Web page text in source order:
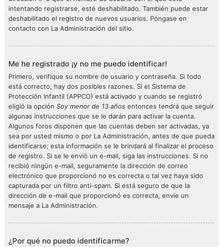
intentando registrarse, esté deshabilitado. También puede estar
deshabilitado el registro de nuevos usuarios. Póngase en
contacto con La Administración del sitio.
Me he registrado ¡y no me puedo identificar!
Primero, verifique su nombre de usuario y contraseña. Si todo
está correcto, hay dos posibles razones. Si el Sistema de
Protección Infantil (APPCO) está activado y cuando se registró
eligió la opción Soy menor de 13 años entonces tendrá que seguir
algunas instrucciones que se le darán para activar la cuenta.
Algunos foros disponen que las cuentas deben ser activadas, ya
sea por usted mismo o por La Administración, antes de que pueda
identificarse; esta información se le brindará al finalizar el proceso
de registro. Si se le envió un e-mail, siga las instrucciones. Si no
recibió ningún e-mail, seguramente la dirección de correo
electrónico que proporcionó no es correcta o tal vez haya sido
capturada por un filtro anti-spam. Si está seguro de que la
dirección de e-mail que proporcionó es correcta, envíe un
mensaje a La Administración.
¿Por qué no puedo identificarme?